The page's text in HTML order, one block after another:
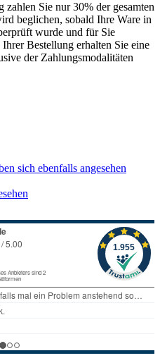
Sie nur 30% der gesamten
beglichen, sobald Ihre Ware in
wurde und für Sie
Bestellung erhalten Sie eine
der Zahlungsmodalitäten
sich ebenfalls angesehen